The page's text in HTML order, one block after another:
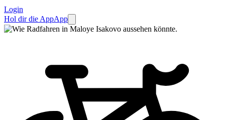
Login
Hol dir die AppApp